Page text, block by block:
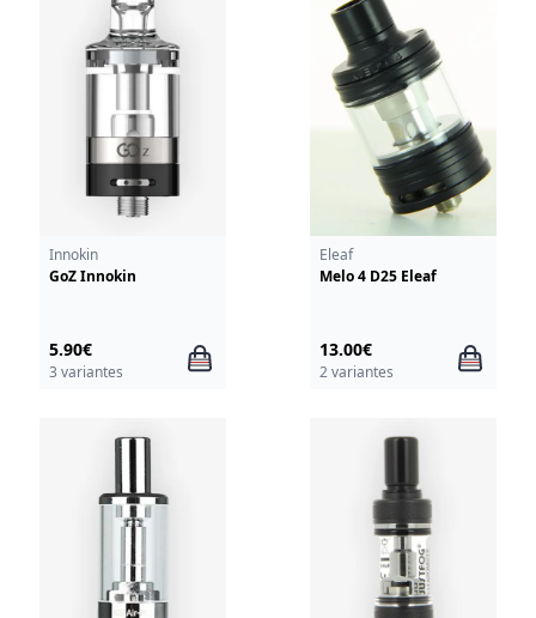
Innokin
GoZ Innokin
5.90€
3 variantes
Eleaf
Melo 4 D25 Eleaf
13.00€
2 variantes